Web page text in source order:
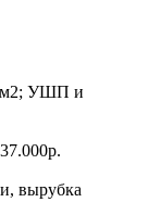
м2; УШП и
вырубка